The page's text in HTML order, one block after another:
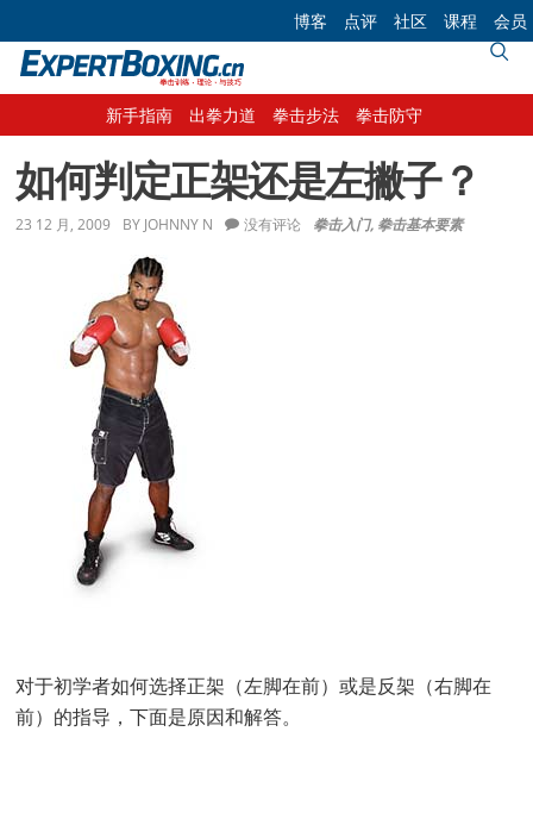
to
primary
to
main
to
primary
to
footer
博客 点评 社区 课程 会员
新手指南 出拳力道 拳击步法 拳击防守
如何判定正架还是左撇子？
23 12 月, 2009 BY JOHNNY N 拳击入门, 拳击基本要素
没有评论
对于初学者如何选择正架（左脚在前）或是反架（右脚在
前）的指导，下面是原因和解答。